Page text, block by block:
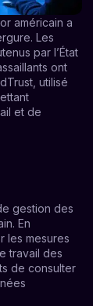
américain a
Les
par l’État
ont
utilisé
et de
gestion des
En
les mesures
travail des
de consulter